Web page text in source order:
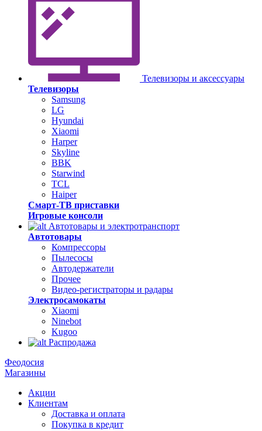
Телевизоры и аксессуары
Телевизоры
Samsung
LG
Hyundai
Xiaomi
Harper
Skyline
BBK
Starwind
TCL
Haiper
Смарт-ТВ приставки
Игровые консоли
Автотовары и электротранспорт
Автотовары
Компрессоры
Пылесосы
Автодержатели
Прочее
Видео-регистраторы и радары
Электросамокаты
Xiaomi
Ninebot
Kugoo
Распродажа
Феодосия
Магазины
Акции
Клиентам
Доставка и оплата
Покупка в кредит